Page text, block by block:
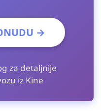
→
za detaljnije
iz Kine